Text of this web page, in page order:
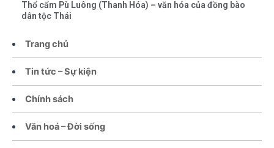
Trang chủ
Tin tức – Sự kiện
Chính sách
Văn hoá – Đời sống
Thổ cẩm Pù Luông (Thanh Hóa) – văn hóa của đồng bào
dân tộc Thái